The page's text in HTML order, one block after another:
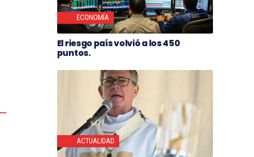
ECONOMÍA
El riesgo país volvió a los 450
puntos.
ACTUALIDAD